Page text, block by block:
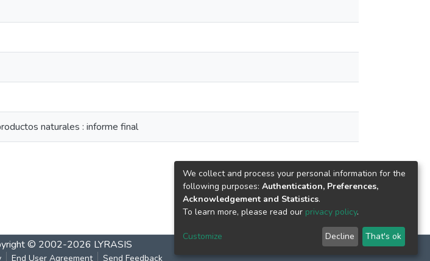
naturales : informe final
© 2002-2026 LYRASIS
End User Agreement Send Feedback
We collect and process your personal information for the
following purposes: Authentication, Preferences,
Acknowledgement and Statistics.
To learn more, please read our privacy policy.
Customize Decline That's ok